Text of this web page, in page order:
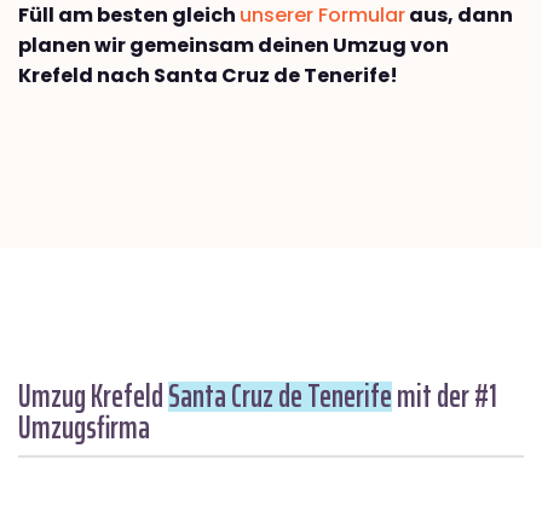
Füll am besten gleich unserer Formularaus, dann
planen wir gemeinsam deinen Umzug von
Krefeld nach Santa Cruz de Tenerife!
Umzug KrefeldSanta Cruz de Tenerifemit der #1
Umzugsfirma